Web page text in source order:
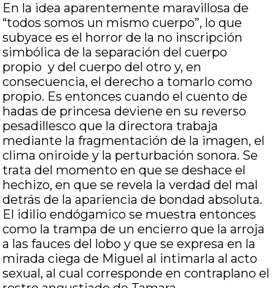
En la idea aparentemente maravillosa de
“todos somos un mismo cuerpo”, lo que
subyace es el horror de la no inscripción
simbólica de la separación del cuerpo
propio y del cuerpo del otro y, en
consecuencia, el derecho a tomarlo como
propio. Es entonces cuando el cuento de
hadas de princesa deviene en su reverso
pesadillesco que la directora trabaja
mediante la fragmentación de la imagen, el
clima oniroide y la perturbación sonora. Se
trata del momento en que se deshace el
hechizo, en que se revela la verdad del mal
detrás de la apariencia de bondad absoluta.
El idilio endógamico se muestra entonces
como la trampa de un encierro que la arroja
a las fauces del lobo y que se expresa en la
mirada ciega de Miguel al intimarla al acto
sexual, al cual corresponde en contraplano el